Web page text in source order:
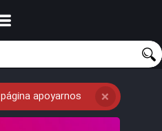
apoyarnos ❌